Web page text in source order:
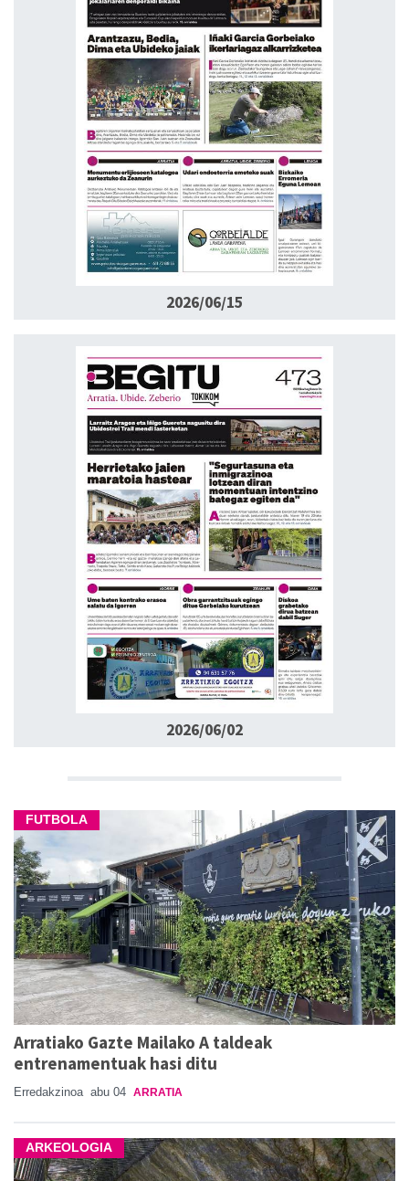
2026/06/15
2026/06/02
FUTBOLA
Arratiako Gazte Mailako A taldeak
entrenamentuak hasi ditu
Erredakzinoa abu 04 ARRATIA
ARKEOLOGIA